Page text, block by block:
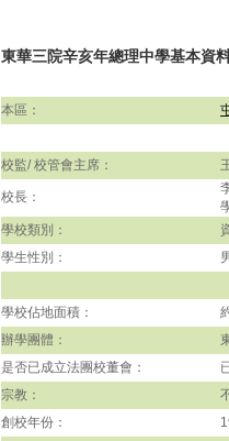
東華三院辛亥年總理中學基本資
本區：
校監/ 校管會主席：
校長：
學校類別：
學生性別：
學校佔地面積：
辦學團體：
是否已成立法團校董會：
宗教：
創校年份：